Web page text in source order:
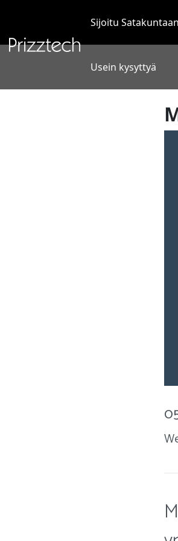
Sijoitu Satakuntaan
Usein kysyttyä